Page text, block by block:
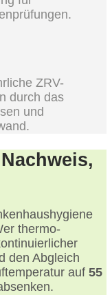
ZRV-
durch das
und
thermo-
den Abgleich
auf 55